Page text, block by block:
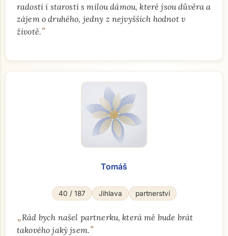
radosti i starosti s milou dámou, které jsou důvěra a
zájem o druhého, jedny z nejvyšších hodnot v
životě."
Tomáš
40 / 187 Jihlava partnerství
„Rád bych našel partnerku, která mě bude brát
takového jaký jsem."